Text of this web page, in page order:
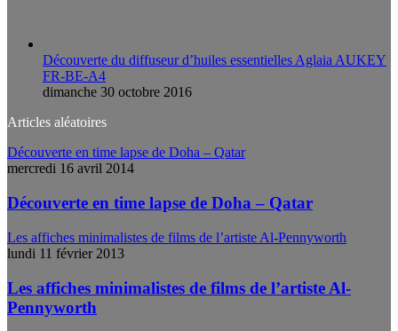
Découverte du diffuseur d’huiles essentielles Aglaia AUKEY
FR-BE-A4
dimanche 30 octobre 2016
Articles aléatoires
Découverte en time lapse de Doha – Qatar
mercredi 16 avril 2014
Découverte en time lapse de Doha – Qatar
Les affiches minimalistes de films de l’artiste Al-Pennyworth
lundi 11 février 2013
Les affiches minimalistes de films de l’artiste Al-
Pennyworth